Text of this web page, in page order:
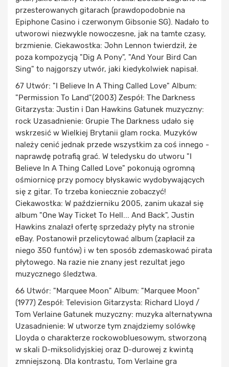
przesterowanych gitarach (prawdopodobnie na
Epiphone Casino i czerwonym Gibsonie SG). Nadało to
utworowi niezwykle nowoczesne, jak na tamte czasy,
brzmienie. Ciekawostka: John Lennon twierdził, że
poza kompozycją "Dig A Pony", "And Your Bird Can
Sing" to najgorszy utwór, jaki kiedykolwiek napisał.
67 Utwór: "I Believe In A Thing Called Love" Album:
"Permission To Land"(2003) Zespół: The Darkness
Gitarzysta: Justin i Dan Hawkins Gatunek muzyczny:
rock Uzasadnienie: Grupie The Darkness udało się
wskrzesić w Wielkiej Brytanii glam rocka. Muzyków
należy cenić jednak przede wszystkim za coś innego -
naprawdę potrafią grać. W teledysku do utworu "I
Believe In A Thing Called Love" pokonują ogromną
ośmiornicę przy pomocy błyskawic wydobywających
się z gitar. To trzeba koniecznie zobaczyć!
Ciekawostka: W październiku 2005, zanim ukazał się
album "One Way Ticket To Hell... And Back", Justin
Hawkins znalazł ofertę sprzedaży płyty na stronie
eBay. Postanowił przelicytować album (zapłacił za
niego 350 funtów) i w ten sposób zdemaskować pirata
płytowego. Na razie nie znany jest rezultat jego
muzycznego śledztwa.
66 Utwór: "Marquee Moon" Album: "Marquee Moon"
(1977) Zespół: Television Gitarzysta: Richard Lloyd /
Tom Verlaine Gatunek muzyczny: muzyka alternatywna
Uzasadnienie: W utworze tym znajdziemy solówkę
Lloyda o charakterze rockowobluesowym, stworzoną
w skali D-miksolidyjskiej oraz D-durowej z kwintą
zmniejszoną. Dla kontrastu, Tom Verlaine gra